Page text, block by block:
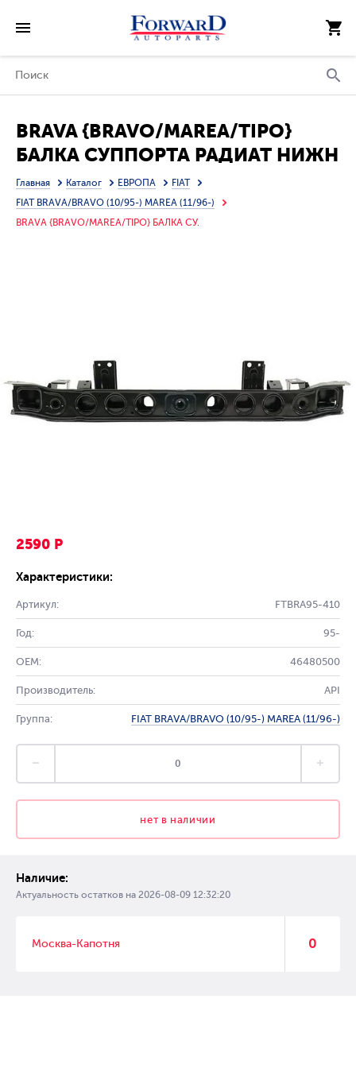
BRAVA {BRAVO/MAREA/TIPO}
БАЛКА СУППОРТА РАДИАТ НИЖН
(ИТАЛИЯ)
Главная Каталог ЕВРОПА
FIAT
FIAT BRAVA/BRAVO (10/95-) MAREA (11/96-)
BRAVA {BRAVO/MAREA/TIPO} БАЛКА СУ.
2590 Р
Характеристики:
Артикул: FTBRA95-410
Год: 95-
OEM: 46480500
Производитель: API
Группа: FIAT BRAVA/BRAVO (10/95-) MAREA (11/96-)
нет в наличии
Наличие:
Актуальность остатков на 2026-08-09 12:32:20
Москва-Капотня 0